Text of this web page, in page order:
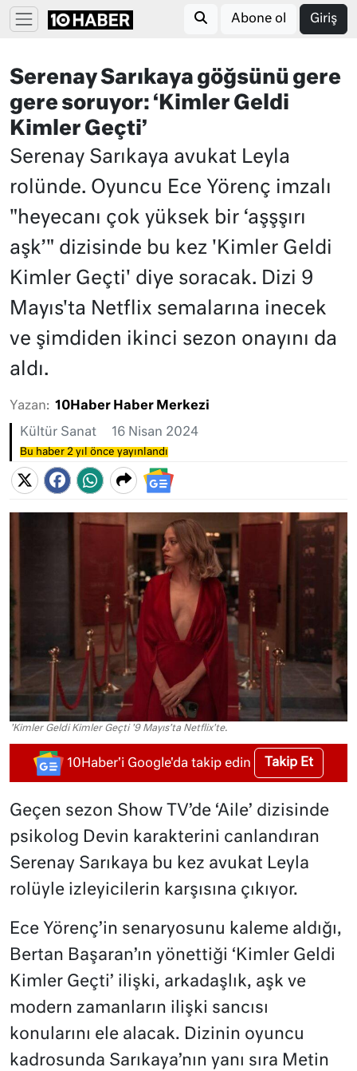
Abone ol Giriş
Serenay Sarıkaya göğsünü gere
gere soruyor: ‘Kimler Geldi
Kimler Geçti’
Serenay Sarıkaya avukat Leyla
rolünde. Oyuncu Ece Yörenç imzalı
"heyecanı çok yüksek bir ‘aşşşırı
aşk’" dizisinde bu kez 'Kimler Geldi
Kimler Geçti' diye soracak. Dizi 9
Mayıs'ta Netflix semalarına inecek
ve şimdiden ikinci sezon onayını da
aldı.
Yazan: 10Haber Haber Merkezi
Kültür Sanat 16 Nisan 2024
Bu haber 2 yıl önce yayınlandı
'Kimler Geldi Kimler Geçti '9 Mayıs’ta Netflix'te.
10Haber'i Google'da takip edin Takip Et
Geçen sezon Show TV’de ‘Aile’ dizisinde
psikolog Devin karakterini canlandıran
Serenay Sarıkaya bu kez avukat Leyla
rolüyle izleyicilerin karşısına çıkıyor.
Ece Yörenç’in senaryosunu kaleme aldığı,
Bertan Başaran’ın yönettiği ‘Kimler Geldi
Kimler Geçti’ ilişki, arkadaşlık, aşk ve
modern zamanların ilişki sancısı
konularını ele alacak. Dizinin oyuncu
kadrosunda Sarıkaya’nın yanı sıra Metin